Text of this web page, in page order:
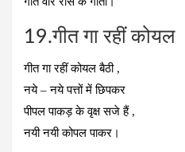
19.गीत गा रहीं कोयल
गीत गा रहीं कोयल बैठी ,
नये – नये पत्तों में छिपकर
पीपल पाकड़ के वृक्ष सजे हैं ,
नयी नयी कोपल पाकर।